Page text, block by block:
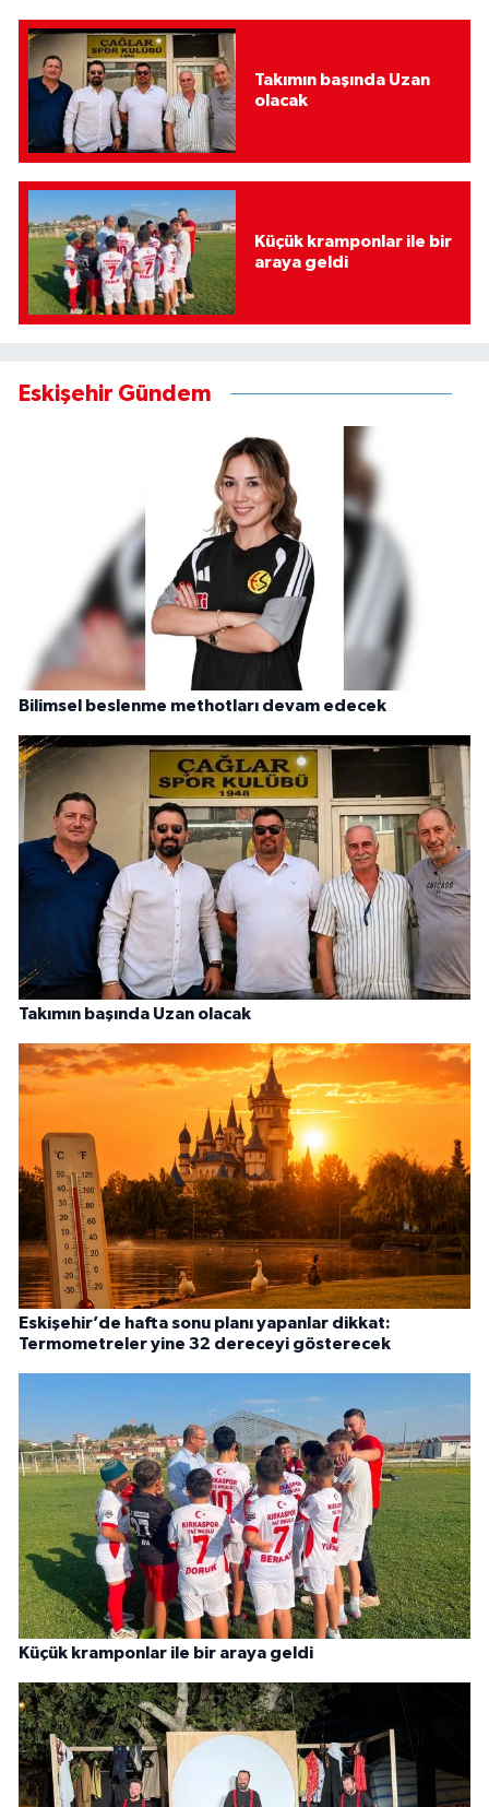
Takımın başında Uzan
olacak
Küçük kramponlar ile bir
araya geldi
Eskişehir Gündem
Bilimsel beslenme methotları devam edecek
Takımın başında Uzan olacak
Eskişehir’de hafta sonu planı yapanlar dikkat:
Termometreler yine 32 dereceyi gösterecek
Küçük kramponlar ile bir araya geldi